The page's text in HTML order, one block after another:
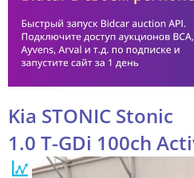
Kia STONIC Stonic
1.0 T-GDi 100ch